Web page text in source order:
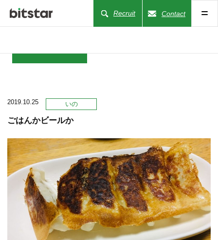
Recruit Contact
COMPANY
BUSINESS
WORKS
ACTION
RECRUIT
2019.10.25 いの
ごはんかビールか